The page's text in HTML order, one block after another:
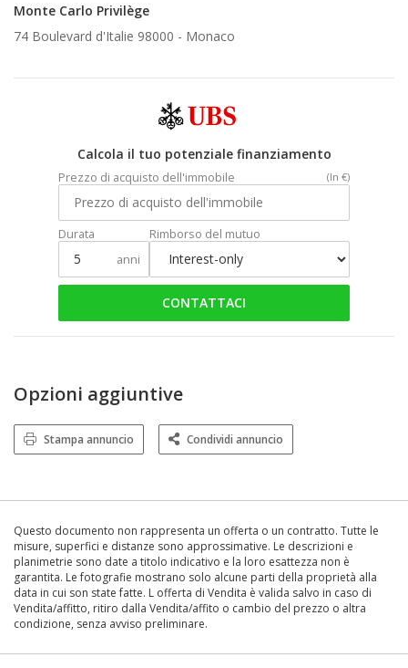
Monte Carlo Privilège
74 Boulevard d'Italie 98000 - Monaco
Calcola il tuo potenziale finanziamento
Prezzo di acquisto dell'immobile (In €)
Durata
anni
Rimborso del mutuo
CONTATTACI
Opzioni aggiuntive
Stampa annuncio Condividi annuncio
Questo documento non rappresenta un offerta o un contratto. Tutte le
misure, superfici e distanze sono approssimative. Le descrizioni e
planimetrie sono date a titolo indicativo e la loro esattezza non è
garantita. Le fotografie mostrano solo alcune parti della proprietà alla
data in cui son state fatte. L offerta di Vendita è valida salvo in caso di
Vendita/affitto, ritiro dalla Vendita/affito o cambio del prezzo o altra
condizione, senza avviso preliminare.